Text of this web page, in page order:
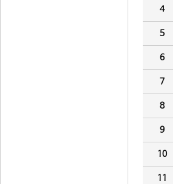
4
5
6
7
8
9
10
11